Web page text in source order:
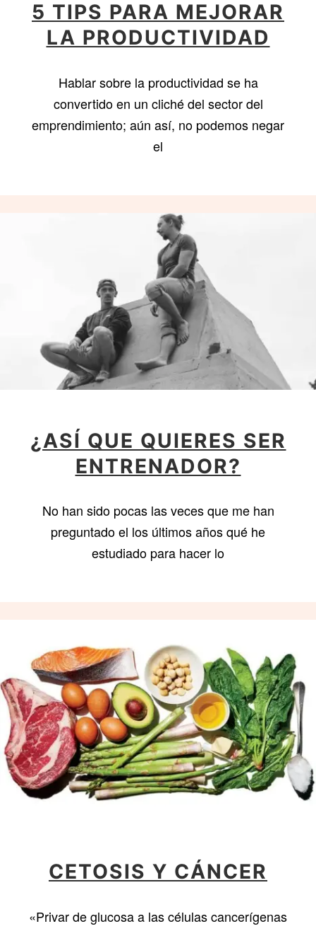
5 TIPS PARA MEJORAR
LA PRODUCTIVIDAD
Hablar sobre la productividad se ha
convertido en un cliché del sector del
emprendimiento; aún así, no podemos negar
el
¿ASÍ QUE QUIERES SER
ENTRENADOR?
No han sido pocas las veces que me han
preguntado el los últimos años qué he
estudiado para hacer lo
CETOSIS Y CÁNCER
«Privar de glucosa a las células cancerígenas